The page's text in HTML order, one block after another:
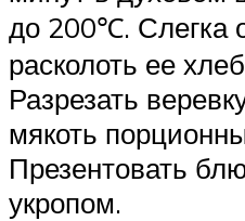
до 200℃. Слегка
расколоть ее
Разрезать
мякоть
Презентовать
укропом.